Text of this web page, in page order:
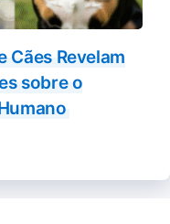
Cães Revelam
sobre o